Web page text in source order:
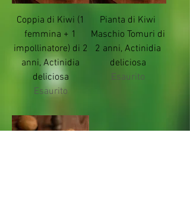
Coppia di Kiwi (1
femmina + 1
impollinatore) di 2
anni, Actinidia
deliciosa
Esaurito
Pianta di Kiwi
Maschio Tomuri di
2 anni, Actinidia
deliciosa
Esaurito